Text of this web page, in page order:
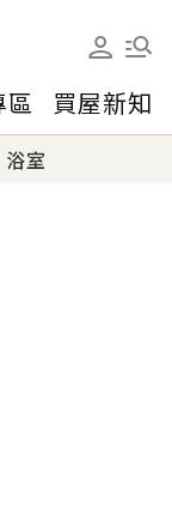
區 買屋新知
浴室